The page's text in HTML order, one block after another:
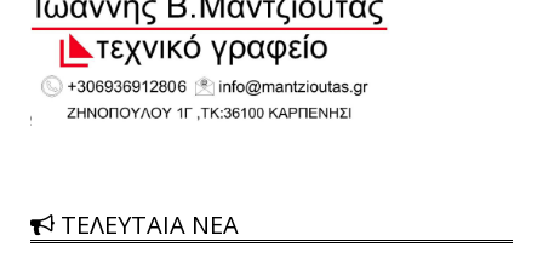
ΤΕΛΕΥΤΑΙΑ ΝΕΑ